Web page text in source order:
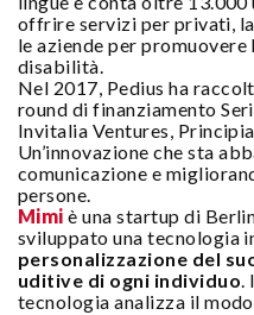
offrire servizi per privati,
le aziende per
disabilità.
Nel 2017, Pedius ha
round di finanziamento
Invitalia Ventures,
Un’innovazione che sta
comunicazione e
persone.
Mimi è una startup di
sviluppato una tecnologia
personalizzazione del
uditive di ogni individuo.
tecnologia analizza il